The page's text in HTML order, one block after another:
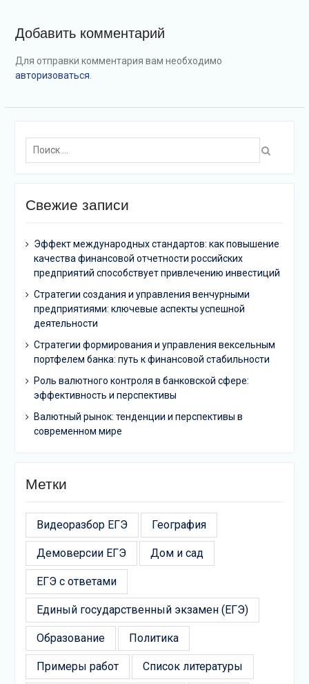
Добавить комментарий
Для отправки комментария вам необходимо
авторизоваться
Поиск:
Свежие записи
Эффект международных стандартов: как повышение
качества финансовой отчетности российских
предприятий способствует привлечению инвестиций
Стратегии создания и управления венчурными
предприятиями: ключевые аспекты успешной
деятельности
Стратегии формирования и управления вексельным
портфелем банка: путь к финансовой стабильности
Роль валютного контроля в банковской сфере:
эффективность и перспективы
Валютный рынок: тенденции и перспективы в
современном мире
Метки
Видеоразбор ЕГЭ География
Демоверсии ЕГЭ Дом и сад
ЕГЭ с ответами
Единый государственный экзамен (ЕГЭ)
Образование Политика
Примеры работ Список литературы